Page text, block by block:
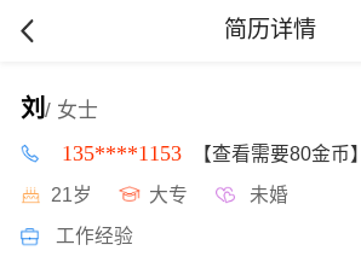
简历详情
刘 / 女士
135****1153 【查看需要80金币】
21岁 大专 未婚
工作经验